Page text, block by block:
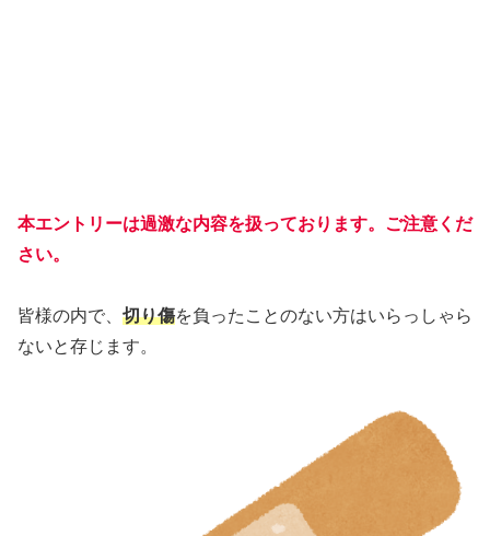
本エントリーは過激な内容を扱っております。ご注意くだ
さい。
皆様の内で、 切り傷を負ったことのない方はいらっしゃら
ないと存じます。